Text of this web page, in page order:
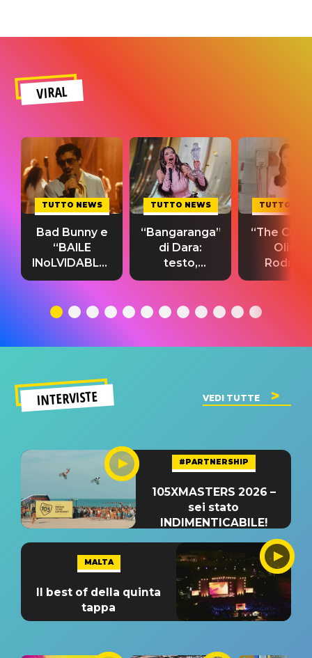
VIRAL
TUTTO NEWS
Bad Bunny e
“BAILE
INoLVIDABLE”:
testo,
significato
TUTTO NEWS
“Bangaranga”
di Dara:
testo,
traduzione e
del singolo
TUTTO
“The
Olivia
testo,
INTERVISTE VEDI TUTTE
#PARTNERSHIP
105XMASTERS 2026 –
sei stato
INDIMENTICABILE!
MALTA
Il best of della quinta
tappa